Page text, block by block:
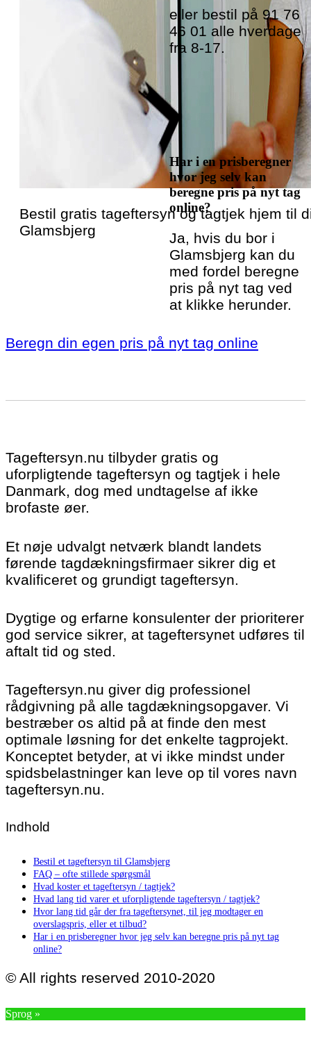
Bestil gratis tageftersyn og tagtjek hjem til
Glamsbjerg
eller bestil på 91 76
46 01 alle hverdage
fra 8-17.
Har i en prisberegner
hvor jeg selv kan
beregne pris på nyt tag
online?
Ja, hvis du bor i
Glamsbjerg kan du
med fordel beregne
pris på nyt tag ved
at klikke herunder.
Beregn din egen pris på nyt tag online
Tageftersyn.nu tilbyder gratis og
uforpligtende tageftersyn og tagtjek i hele
Danmark, dog med undtagelse af ikke
brofaste øer.
Et nøje udvalgt netværk blandt landets
førende tagdækningsfirmaer sikrer dig et
kvalificeret og grundigt tageftersyn.
Dygtige og erfarne konsulenter der prioriterer
god service sikrer, at tageftersynet udføres til
aftalt tid og sted.
Tageftersyn.nu giver dig professionel
rådgivning på alle tagdækningsopgaver. Vi
bestræber os altid på at finde den mest
optimale løsning for det enkelte tagprojekt.
Konceptet betyder, at vi ikke mindst under
spidsbelastninger kan leve op til vores navn
tageftersyn.nu.
Indhold
Bestil et tageftersyn til Glamsbjerg
FAQ – ofte stillede spørgsmål
Hvad koster et tageftersyn / tagtjek?
Hvad lang tid varer et uforpligtende tageftersyn / tagtjek?
Hvor lang tid går der fra tageftersynet, til jeg modtager en
overslagspris, eller et tilbud?
Har i en prisberegner hvor jeg selv kan beregne pris på nyt tag
online?
© All rights reserved 2010-2020
Sprog »